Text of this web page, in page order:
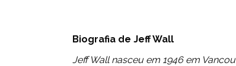
Biografia de Jeff Wall
Jeff Wall nasceu em 1946 em